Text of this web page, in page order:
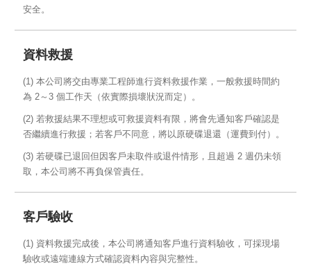
安全。
資料救援
(1) 本公司將交由專業工程師進行資料救援作業，一般救援時間約
為 2～3 個工作天（依實際損壞狀況而定）。
(2) 若救援結果不理想或可救援資料有限，將會先通知客戶確認是
否繼續進行救援；若客戶不同意，將以原硬碟退還（運費到付）。
(3) 若硬碟已退回但因客戶未取件或退件情形，且超過 2 週仍未領
取，本公司將不再負保管責任。
客戶驗收
(1) 資料救援完成後，本公司將通知客戶進行資料驗收，可採現場
驗收或遠端連線方式確認資料內容與完整性。